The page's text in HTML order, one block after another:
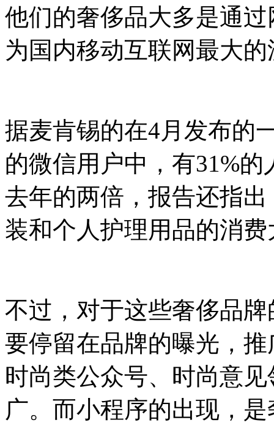
他们的奢侈品大多是通
为国内移动互联网最大
据麦肯锡的在4月发布的
的微信用户中，有31%
去年的两倍，报告还指
装和个人护理用品的消
不过，对于这些奢侈品
要停留在品牌的曝光，
时尚类公众号、时尚意
广。而小程序的出现，